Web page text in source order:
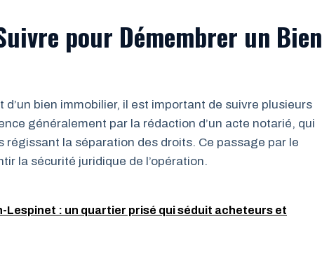
pour Démembrer un Bien
bien immobilier, il est important de suivre plusieurs
généralement par la rédaction d’un acte notarié, qui
régissant la séparation des droits. Ce passage par le
la sécurité juridique de l’opération.
Lespinet : un quartier prisé qui séduit acheteurs et